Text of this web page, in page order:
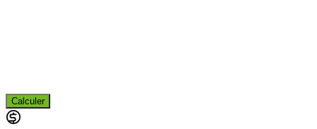
Calculer